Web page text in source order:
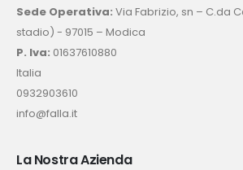
Sede Operativa: Via Fabrizio, sn – C.da
stadio) - 97015 – Modica
P. Iva: 01637610880
Italia
0932903610
info@falla.it
La Nostra Azienda